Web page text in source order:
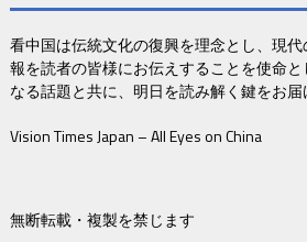
看中国は伝統文化の復興を理念とし、現
報を読者の皆様にお伝えすることを使命
なる話題と共に、明日を読み解く鍵をお届
Vision Times Japan – All Eyes on China
無断転載・複製を禁じます